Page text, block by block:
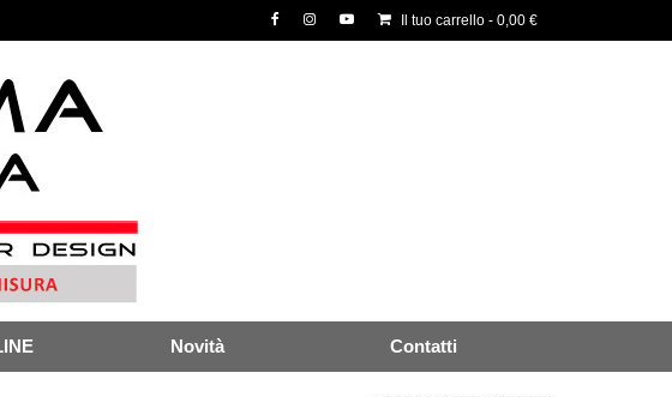
Il tuo carrello - 0,00 €
Novità Contatti